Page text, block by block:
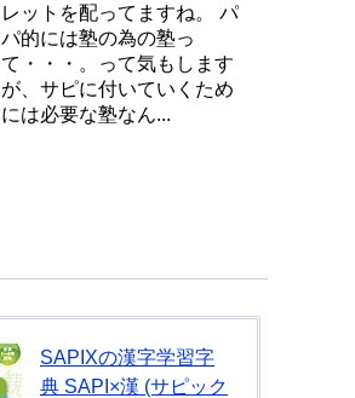
レットを配ってますね。 パ
パ的には塾の為の塾っ
て・・・。って気もします
が、サピに付いていくため
には必要な塾なん...
SAPIXの漢字学習字
典 SAPI×漢 (サピック